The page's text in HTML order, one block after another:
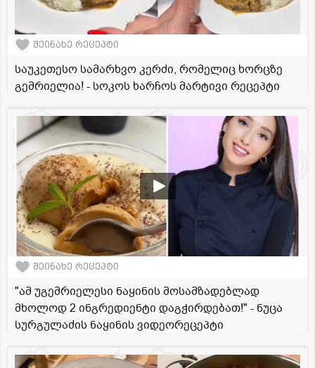
შეინახე რეცეპტი
საუკეთესო სამარხვო კერძი, რომელიც ხორცზე
გემრიელია! - სოკოს ხარჩოს მარტივი რეცეპტი
შეინახე რეცეპტი
"ამ უგემრიელესი ნაყინის მოსამზადებლად
მხოლოდ 2 ინგრედიენტი დაგჭირდებათ!" - ნუცა
სურგულაძის ნაყინის ვიდეორეცეპტი